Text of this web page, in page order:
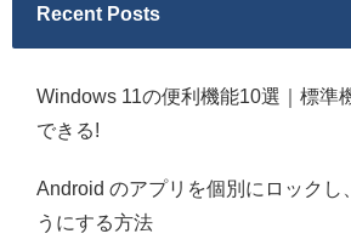
Recent Posts
Windows 11の便利機能10選｜標準
できる!
Android のアプリを個別にロックし
うにする方法